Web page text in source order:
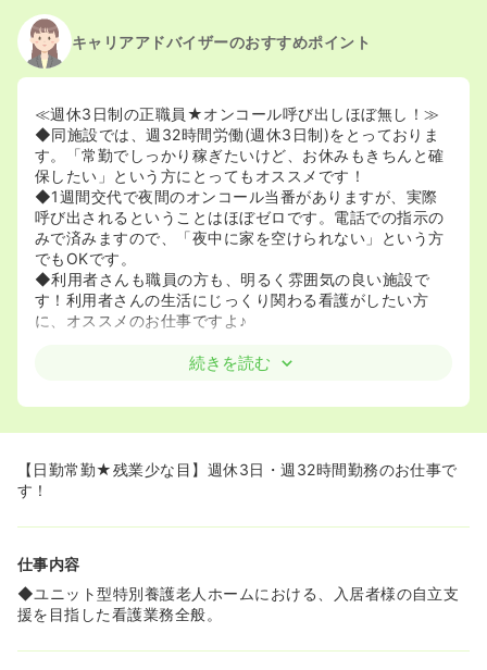
キャリアアドバイザーのおすすめポイント
≪週休3日制の正職員★オンコール呼び出しほぼ無し！≫
◆同施設では、週32時間労働(週休3日制)をとっておりま
す。「常勤でしっかり稼ぎたいけど、お休みもきちんと確
保したい」という方にとってもオススメです！
◆1週間交代で夜間のオンコール当番がありますが、実際
呼び出されるということはほぼゼロです。電話での指示の
みで済みますので、「夜中に家を空けられない」という方
でもOKです。
◆利用者さんも職員の方も、明るく雰囲気の良い施設で
す！利用者さんの生活にじっくり関わる看護がしたい方
に、オススメのお仕事ですよ♪
続きを読む
【日勤常勤★残業少な目】週休3日・週32時間勤務のお仕事で
す！
仕事内容
◆ユニット型特別養護老人ホームにおける、入居者様の自立支
援を目指した看護業務全般。